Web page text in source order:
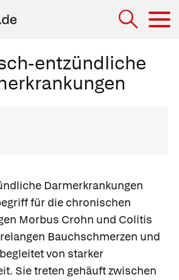
entzündliche
Darmerkrankungen
für die chronischen
Morbus Crohn und Colitis
Bauchschmerzen und
von starker
Sie treten gehäuft zwischen